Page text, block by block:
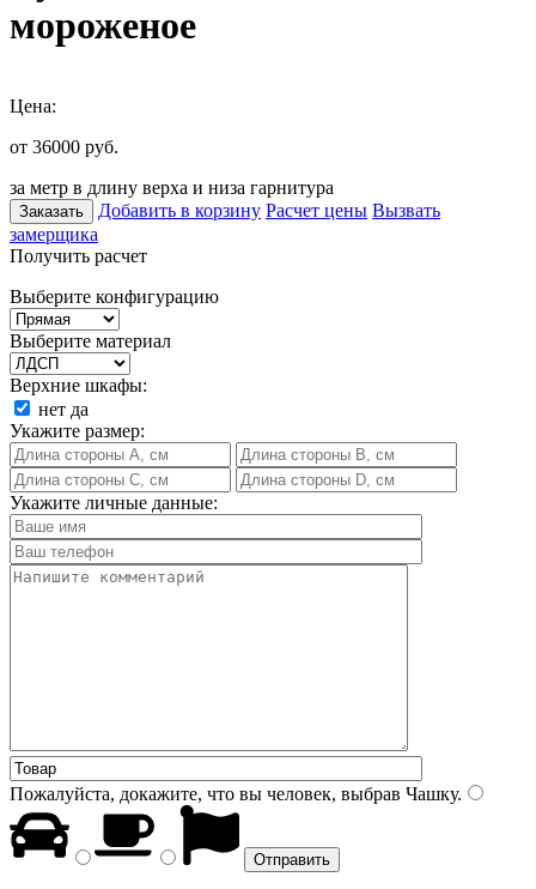
мороженое
Цена:
от 36000 руб.
за метр в длину верха и низа гарнитура
Заказать Добавить в корзину Расчет цены Вызвать
замерщика
Получить расчет
Выберите конфигурацию
Выберите материал
Верхние шкафы:
нет да
Укажите размер:
Укажите личные данные:
Пожалуйста, докажите, что вы человек, выбрав Чашку.